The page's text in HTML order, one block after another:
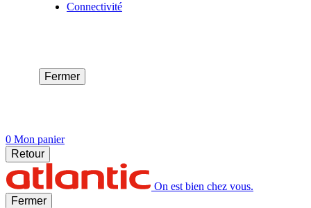
Connectivité
Fermer
0 Mon panier
Retour
On est bien chez vous.
Fermer